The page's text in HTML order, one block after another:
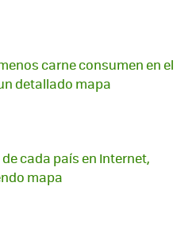
carne consumen en el
detallado mapa
cada país en Internet,
mapa